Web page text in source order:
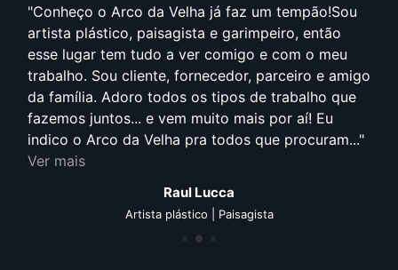
Conheço o Arco da Velha já faz um tempão!Sou
artista plástico, paisagista e garimpeiro, então
esse lugar tem tudo a ver comigo e com o meu
trabalho. Sou cliente, fornecedor, parceiro e amigo
da família. Adoro todos os tipos de trabalho que
fazemos juntos... e vem muito mais por aí! Eu
indico o Arco da Velha pra todos que procuram...
Ver mais
Raul Lucca
Artista plástico | Paisagista